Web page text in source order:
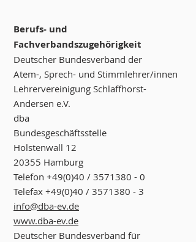
Berufs- und
Fachverbandszugehörigkeit
Deutscher Bundesverband der
Atem-, Sprech- und Stimmlehrer/innen
Lehrervereinigung Schlaffhorst-
Andersen e.V.
dba
Bundesgeschäftsstelle
Holstenwall 12
20355 Hamburg
Telefon +49(0)40 / 3571380 - 0
Telefax +49(0)40 / 3571380 - 3
info@dba-ev.de
www.dba-ev.de
Deutscher Bundesverband für